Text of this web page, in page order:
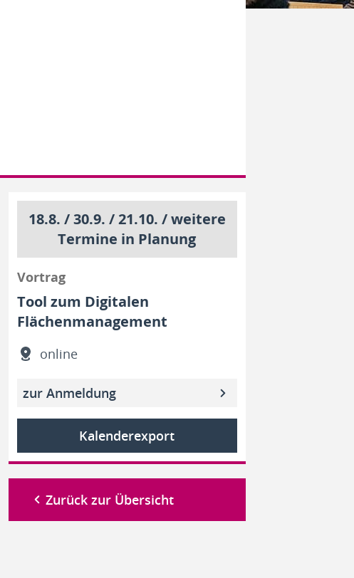
18.8. / 30.9. / 21.10. / weitere
Termine in Planung
Vortrag
Tool zum Digitalen
Flächenmanagement
online
zur Anmeldung
Kalenderexport
Zurück zur Übersicht